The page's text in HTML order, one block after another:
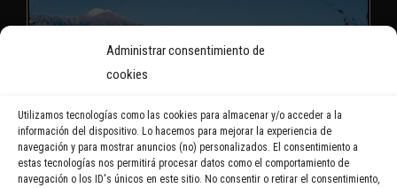
Administrar consentimiento de
cookies
Utilizamos tecnologías como las cookies para almacenar y/o acceder a la
información del dispositivo. Lo hacemos para mejorar la experiencia de
navegación y para mostrar anuncios (no) personalizados. El consentimiento a
estas tecnologías nos permitirá procesar datos como el comportamiento de
navegación o los ID's únicos en este sitio. No consentir o retirar el consentimiento,